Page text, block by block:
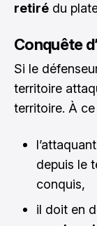
retiré du
Conquête
Si le
territoire
territoire. À
depuis le
conquis,
il doit en